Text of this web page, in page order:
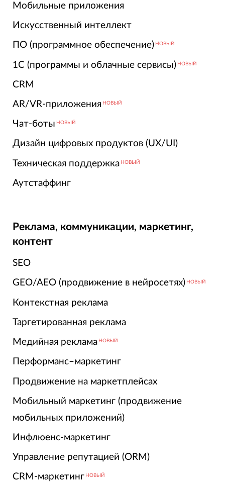
Мобильные приложения
Искусственный интеллект
ПО (программное обеспечение) НОВЫЙ
1С (программы и облачные сервисы) НОВЫЙ
CRM
AR/VR-приложения НОВЫЙ
Чат-боты НОВЫЙ
Дизайн цифровых продуктов (UX/UI)
Техническая поддержка НОВЫЙ
Аутстаффинг
Реклама, коммуникации, маркетинг,
контент
SEO
GEO/AEO (продвижение в нейросетях) НОВЫЙ
Контекстная реклама
Таргетированная реклама
Медийная реклама НОВЫЙ
Перформанс–маркетинг
Продвижение на маркетплейсах
Мобильный маркетинг (продвижение
мобильных приложений)
Инфлюенс-маркетинг
Управление репутацией (ORM)
CRM-маркетинг НОВЫЙ